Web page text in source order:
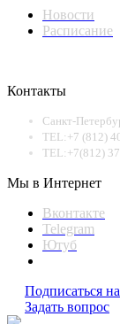
Новости
Расписание
Контакты
Санкт-
TEL:+7 (812)
TEL:+7(812)
Мы в Интернет
Вконтакте
Telegram
Ютуб
Подписаться
Задать вопрос